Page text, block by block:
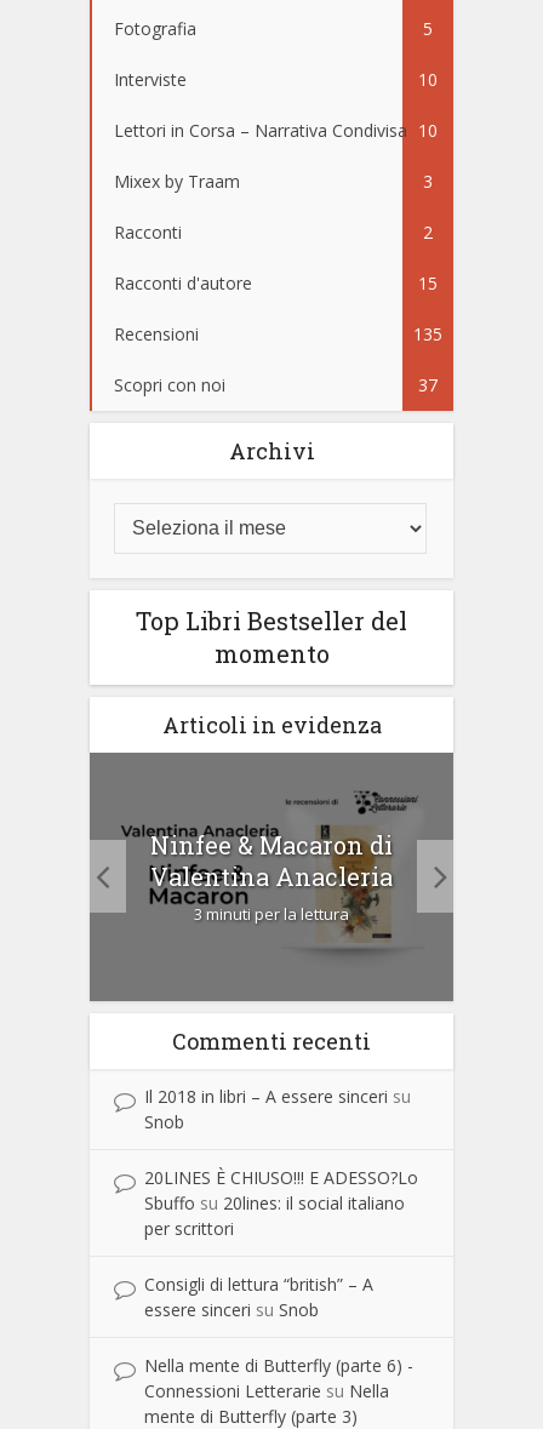
Fotografia 5
Interviste 10
Lettori in Corsa – Narrativa Condivisa 10
Mixex by Traam 3
Racconti 2
Racconti d'autore 15
Recensioni 135
Scopri con noi 37
Archivi
Top Libri Bestseller del
momento
Articoli in evidenza
Ninfee & Macaron di
Valentina Anacleria
3 minuti per la lettura
Commenti recenti
Il 2018 in libri – A essere sinceri su
Snob
20LINES È CHIUSO!!! E ADESSO?Lo
Sbuffo su 20lines: il social italiano
per scrittori
Consigli di lettura “british” – A
essere sinceri su Snob
Nella mente di Butterfly (parte 6) -
Connessioni Letterarie su Nella
mente di Butterfly (parte 3)